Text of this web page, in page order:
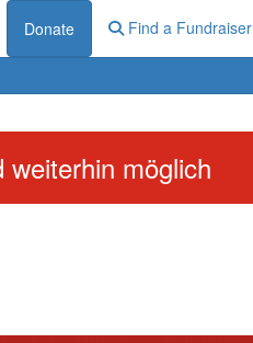
Donate Find a Fundraiser
möglich